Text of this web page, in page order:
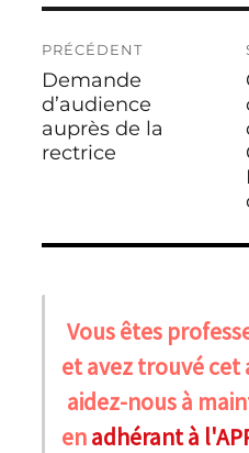
de
l’article
PRÉCÉDENT
Publication
précédente :
Demande
d’audience
auprès de la
rectrice
Vous êtes
et avez trouvé cet
aidez-nous à
enadhérant à